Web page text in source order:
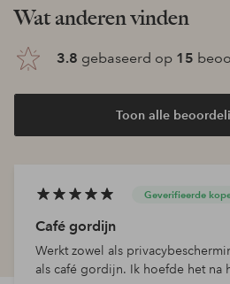
Wat anderen vinden
3.8 gebaseerd op 15
Toon alle
Geverifieerde
Café gordijn
Werkt zowel als
als café gordijn. Ik hoefde het na